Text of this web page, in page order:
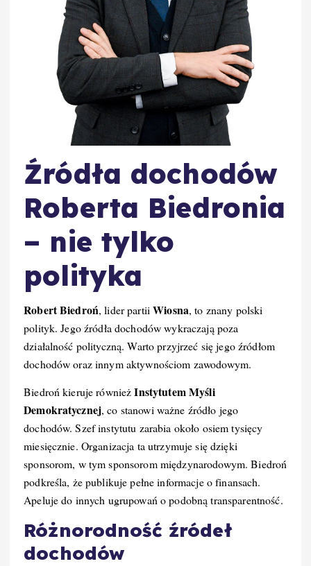
Źródła dochodów
Roberta Biedronia
– nie tylko
polityka
Robert Biedroń, lider partiiWiosna, to znany polski
polityk. Jego źródła dochodów wykraczają poza
działalność polityczną. Warto przyjrzeć się jego źródłom
dochodów oraz innym aktywnościom zawodowym.
Biedroń kieruje równieżInstytutem Myśli
Demokratycznej, co stanowi ważne źródło jego
dochodów. Szef instytutu zarabia około osiem tysięcy
miesięcznie. Organizacja ta utrzymuje się dzięki
sponsorom, w tym sponsorom międzynarodowym. Biedroń
podkreśla, że publikuje pełne informacje o finansach.
Apeluje do innych ugrupowań o podobną transparentność.
Różnorodność źródeł
dochodów